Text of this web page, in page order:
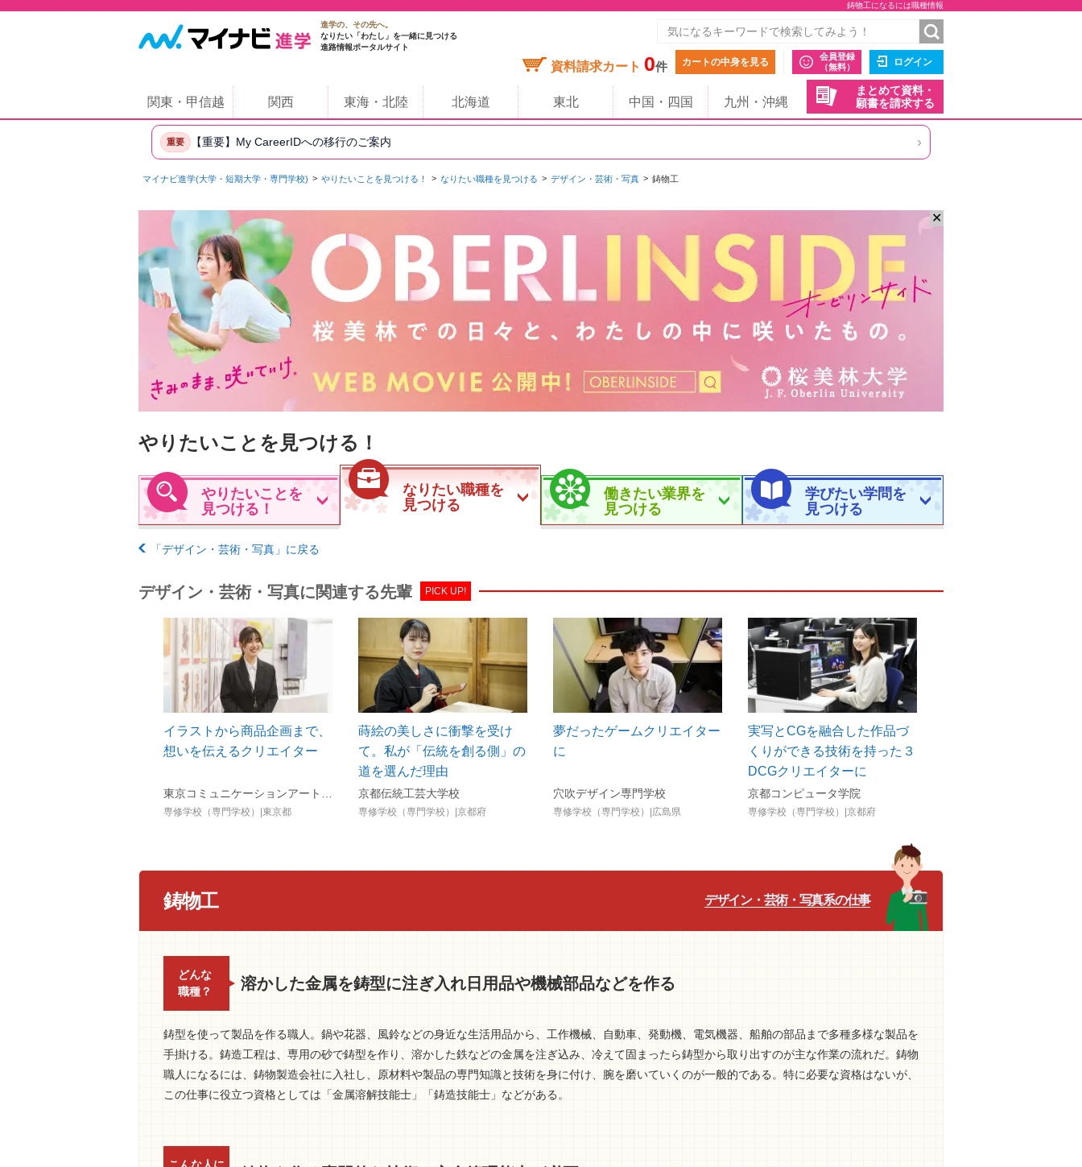
鋳物工になるには職種情報
進学の、その先へ。
なりたい「わたし」を一緒に見つける
進路情報ポータルサイト
資料請求カート 0件 カートの中身を見る
会員登録
（無料）
ログイン
まとめて資料・
願書を請求する
関東・甲信越 関西 東海・北陸 北海道 東北 中国・四国 九州・沖縄
重要 【重要】My CareerIDへの移行のご案内 ›
マイナビ進学(大学・短期大学・専門学校) やりたいことを見つける！ なりたい職種を見つける デザイン・芸術・写真 鋳物工
✕
やりたいことを見つける！
やりたいことを
見つける！
なりたい職種を
見つける
働きたい業界を
見つける
学びたい学問を
見つける
「デザイン・芸術・写真」に戻る
デザイン・芸術・写真に関連する先輩 PICK UP!
イラストから商品企画まで、
想いを伝えるクリエイター
東京コミュニケーションアート専門学校（マンガ・イラスト・アニメ・ゲーム・3DCG・グラフィック・VTuber・AI／IT）
専修学校（専門学校）|東京都
蒔絵の美しさに衝撃を受け
て。私が「伝統を創る側」の
道を選んだ理由
京都伝統工芸大学校
専修学校（専門学校）|京都府
夢だったゲームクリエイター
に
穴吹デザイン専門学校
専修学校（専門学校）|広島県
実写とCGを融合した作品づ
くりができる技術を持った３
DCGクリエイターに
京都コンピュータ学院
専修学校（専門学校）|京都府
鋳物工 デザイン・芸術・写真系の仕事
どんな
職種？
溶かした金属を鋳型に注ぎ入れ日用品や機械部品などを作る
鋳型を使って製品を作る職人。鍋や花器、風鈴などの身近な生活用品から、工作機械、自動車、発動機、電気機器、船舶の部品まで多種多様な製品を
手掛ける。鋳造工程は、専用の砂で鋳型を作り、溶かした鉄などの金属を注ぎ込み、冷えて固まったら鋳型から取り出すのが主な作業の流れだ。鋳物
職人になるには、鋳物製造会社に入社し、原材料や製品の専門知識と技術を身に付け、腕を磨いていくのが一般的である。特に必要な資格はないが、
この仕事に役立つ資格としては「金属溶解技能士」「鋳造技能士」などがある。